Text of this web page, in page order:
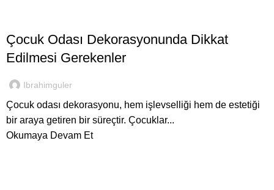
Çocuk Odası Dekorasyonunda Dikkat
Edilmesi Gerekenler
Ibrahimguler
Çocuk odası dekorasyonu, hem işlevselliği hem de estetiği
bir araya getiren bir süreçtir. Çocuklar...
Okumaya Devam Et